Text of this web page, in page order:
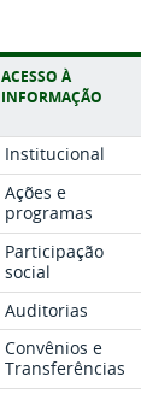
ACESSO À
INFORMAÇÃO
Institucional
Ações e
programas
Participação
social
Auditorias
Convênios e
Transferências